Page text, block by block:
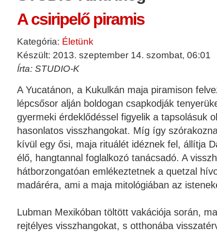
A csiripelő piramis
Kategória: Életünk
Készült: 2013. szeptember 14. szombat, 06:01
Írta: STUDIO-K
A Yucatánon, a Kukulkán maja piramison
lépcsősor alján boldogan csapkodják
gyermeki érdeklődéssel figyelik a tapsolásuk
hasonlatos visszhangokat. Míg így
kívül egy ősi, maja rituálét idéznek fel, állítja
élő, hangtannal foglalkozó tanácsadó. A
hátborzongatóan emlékeztetnek a quetzal
madáréra, ami a maja mitológiában az
Lubman Mexikóban töltött vakációja során,
rejtélyes visszhangokat, s otthonába